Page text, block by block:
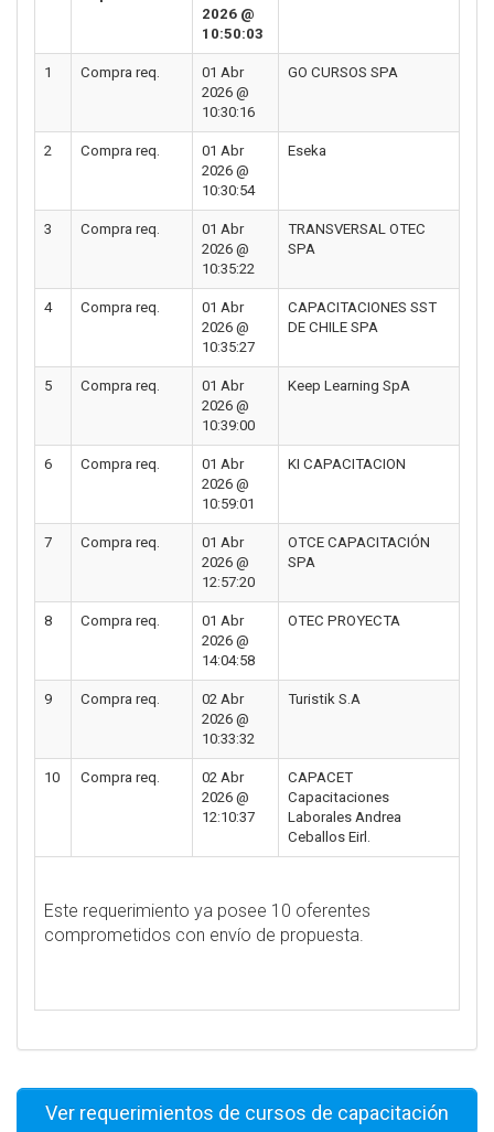
2026 @
10:50:03
1 Compra req.
01 Abr
2026 @
10:30:16
GO CURSOS SPA
2 Compra req.
01 Abr
2026 @
10:30:54
Eseka
3 Compra req.
01 Abr
2026 @
10:35:22
TRANSVERSAL OTEC
SPA
4 Compra req.
01 Abr
2026 @
10:35:27
CAPACITACIONES SST
DE CHILE SPA
5 Compra req.
01 Abr
2026 @
10:39:00
Keep Learning SpA
6 Compra req.
01 Abr
2026 @
10:59:01
KI CAPACITACION
7 Compra req.
01 Abr
2026 @
12:57:20
OTCE CAPACITACIÓN
SPA
8 Compra req.
01 Abr
2026 @
14:04:58
OTEC PROYECTA
9 Compra req.
02 Abr
2026 @
10:33:32
Turistik S.A
10 Compra req.
02 Abr
2026 @
12:10:37
CAPACET
Capacitaciones
Laborales Andrea
Ceballos Eirl.
Este requerimiento ya posee 10 oferentes
comprometidos con envío de propuesta.
Ver requerimientos de cursos de capacitación